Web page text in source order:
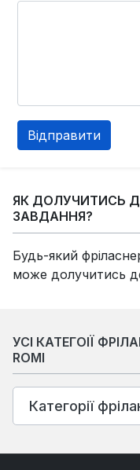
ЯК ДОЛУЧИТИСЬ
ЗАВДАННЯ?
Будь-який
може долучитись
УСІ КАТЕГОІЇ
ROMI
Категорії